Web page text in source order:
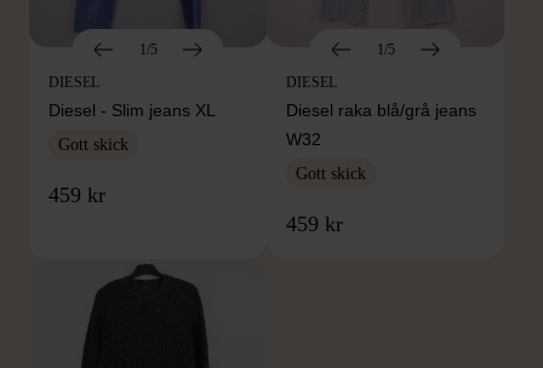
1/5
DIESEL
Diesel - Slim jeans XL
Gott skick
459 kr
1/5
DIESEL
Diesel raka blå/grå jeans
W32
Gott skick
459 kr